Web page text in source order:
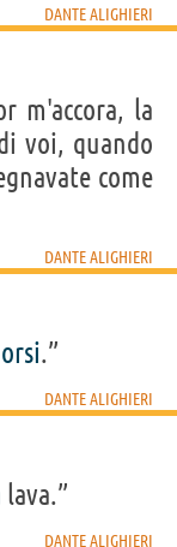
DANTE ALIGHIERI
m'accora, la
voi, quando
come
DANTE ALIGHIERI
.”
DANTE ALIGHIERI
lava.”
DANTE ALIGHIERI